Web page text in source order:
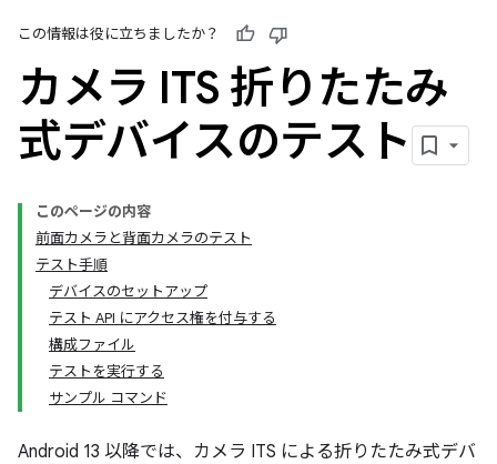
この情報は役に立ちましたか？
カメラ ITS 折りたたみ
式デバイスのテスト
このページの内容
前面カメラと背面カメラのテスト
テスト手順
デバイスのセットアップ
テスト API にアクセス権を付与する
構成ファイル
テストを実行する
サンプル コマンド
Android 13 以降では、カメラ ITS による折りたたみ式デバ